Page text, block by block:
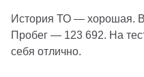
История ТО — хорошая.
Пробег — 123 692. На
себя отлично.